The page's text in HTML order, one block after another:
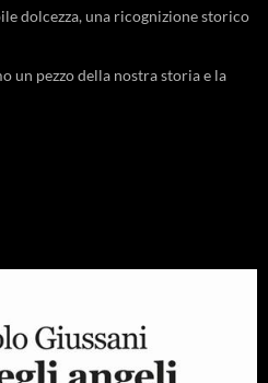
dolcezza, una ricognizione storico
un pezzo della nostra storia e la